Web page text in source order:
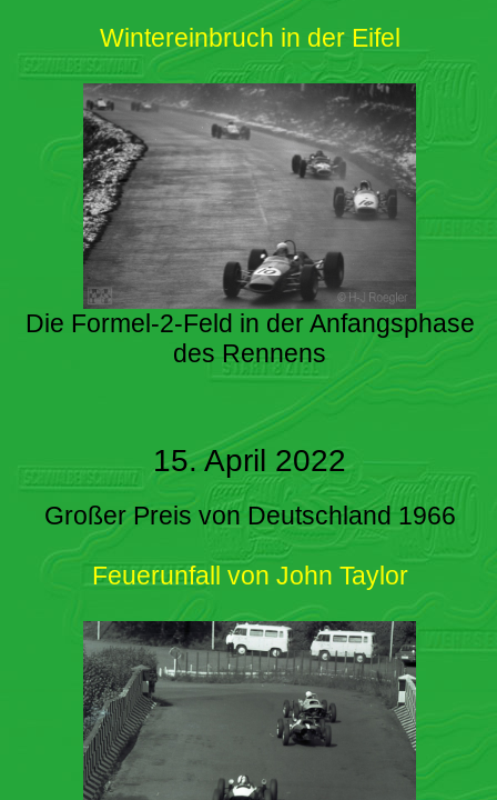
Wintereinbruch in der Eifel
Die Formel-2-Feld in der Anfangsphase
des Rennens
15. April 2022
Großer Preis von Deutschland 1966
Feuerunfall von John Taylor